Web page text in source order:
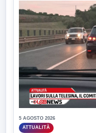
5 AGOSTO 2026
ATTUALITÀ